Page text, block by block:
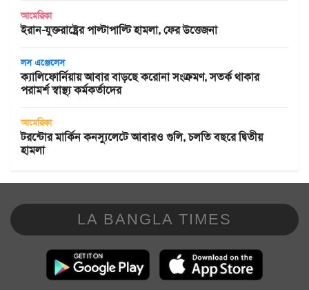
আমেরিকা
ইরান-যুক্তরাষ্ট্রের পাল্টাপাল্টি হামলা, ফের উত্তেজনা
লস এঞ্জেলেস
ক্যালিফোর্নিয়ায় আবার বাড়ছে করোনা সংক্রমণ, সতর্ক থাকার
পরামর্শ স্বাস্থ্য কর্মকর্তাদের
আমেরিকা
টরন্টোর মার্কিন কনস্যুলেটে আবারও গুলি, চলতি বছরে দ্বিতীয়
হামলা
LA BANGLA TIMES